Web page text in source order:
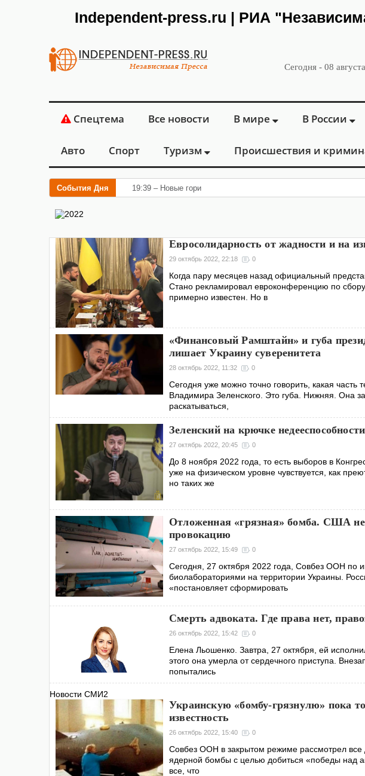
Independent-press.ru | РИА
Сегодня - 08
Спецтема Все новости В мире В России
Авто Спорт Туризм Происшествия и
События Дня 19:39 – Новые горизонты флебологии: в Москве
Евросолидарность от жадности и на
29 октябрь 2022, 22:18 0
Когда пару месяцев назад официальный
Стано рекламировал евроконференцию по
примерно известен. Но в
«Финансовый Рамштайн» и губа
лишает Украину суверенитета
28 октябрь 2022, 11:32 0
Сегодня уже можно точно говорить, какая
Владимира Зеленского. Это губа. Нижняя. Она
раскатываться,
Зеленский на крючке недееспособности
27 октябрь 2022, 20:45 0
До 8 ноября 2022 года, то есть выборов в
уже на физическом уровне чувствуется, как
но таких же
Отложенная «грязная» бомба. США не
провокацию
27 октябрь 2022, 15:49 0
Сегодня, 27 октября 2022 года, Совбез ООН по
биолабораториями на территории Украины.
«постановляет сформировать
Смерть адвоката. Где права нет,
26 октябрь 2022, 15:42 0
Елена Льошенко. Завтра, 27 октября, ей
этого она умерла от сердечного приступа.
попытались
Новости СМИ2
Украинскую «бомбу-грязнулю» пока
известность
26 октябрь 2022, 15:40 0
Совбез ООН в закрытом режиме рассмотрел все
ядерной бомбы с целью добиться «победы над
все, что